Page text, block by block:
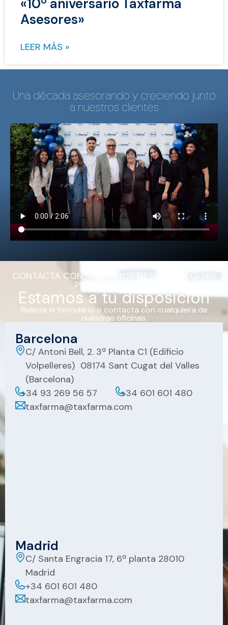
«10º aniversario Taxfarma
Asesores»
LEER MÁS »
Una década asesorando y creciendo junto
a nuestros clientes
CONTACTA CON NOSOTROS DESDE CUALQUIER
PUNTO DE ESPAÑA
Estamos a tu disposición
Rellena el formulario o contacta con cualquiera de
nuestras oficinas.
Barcelona
C/ Antoni Bell, 2. 3ª Planta C1 (Edificio
Volpelleres) 08174 Sant Cugat del Valles
(Barcelona)
+34 93 269 56 57
+34 601 601 480
taxfarma@taxfarma.com
Madrid
C/ Santa Engracia 17, 6ª planta 28010
Madrid
+34 601 601 480
taxfarma@taxfarma.com